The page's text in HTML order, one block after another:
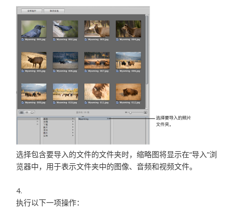
选择包含要导入的文件的文件夹时，缩略图将显示在“导入”浏
览器中，用于表示文件夹中的图像、音频和视频文件。
执行以下一项操作：